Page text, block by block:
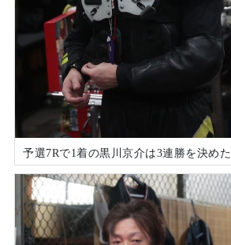
予選7Rで1着の黒川京介は3連勝を決めた